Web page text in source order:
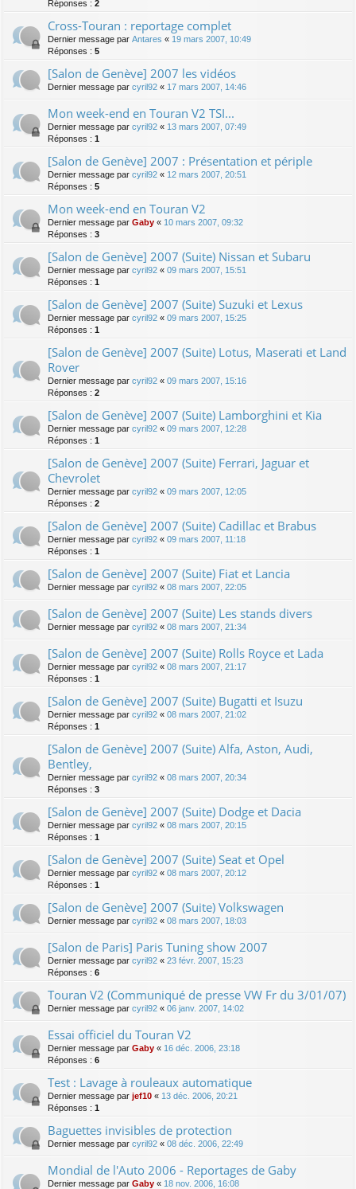
Réponses : 2
Cross-Touran : reportage complet
Dernier message par Antares « 19 mars 2007, 10:49
Réponses : 5
[Salon de Genève] 2007 les vidéos
Dernier message par cyril92 « 17 mars 2007, 14:46
Mon week-end en Touran V2 TSI...
Dernier message par cyril92 « 13 mars 2007, 07:49
Réponses : 1
[Salon de Genève] 2007 : Présentation et périple
Dernier message par cyril92 « 12 mars 2007, 20:51
Réponses : 5
Mon week-end en Touran V2
Dernier message par Gaby « 10 mars 2007, 09:32
Réponses : 3
[Salon de Genève] 2007 (Suite) Nissan et Subaru
Dernier message par cyril92 « 09 mars 2007, 15:51
Réponses : 1
[Salon de Genève] 2007 (Suite) Suzuki et Lexus
Dernier message par cyril92 « 09 mars 2007, 15:25
Réponses : 1
[Salon de Genève] 2007 (Suite) Lotus, Maserati et Land
Rover
Dernier message par cyril92 « 09 mars 2007, 15:16
Réponses : 2
[Salon de Genève] 2007 (Suite) Lamborghini et Kia
Dernier message par cyril92 « 09 mars 2007, 12:28
Réponses : 1
[Salon de Genève] 2007 (Suite) Ferrari, Jaguar et
Chevrolet
Dernier message par cyril92 « 09 mars 2007, 12:05
Réponses : 2
[Salon de Genève] 2007 (Suite) Cadillac et Brabus
Dernier message par cyril92 « 09 mars 2007, 11:18
Réponses : 1
[Salon de Genève] 2007 (Suite) Fiat et Lancia
Dernier message par cyril92 « 08 mars 2007, 22:05
[Salon de Genève] 2007 (Suite) Les stands divers
Dernier message par cyril92 « 08 mars 2007, 21:34
[Salon de Genève] 2007 (Suite) Rolls Royce et Lada
Dernier message par cyril92 « 08 mars 2007, 21:17
Réponses : 1
[Salon de Genève] 2007 (Suite) Bugatti et Isuzu
Dernier message par cyril92 « 08 mars 2007, 21:02
Réponses : 1
[Salon de Genève] 2007 (Suite) Alfa, Aston, Audi,
Bentley,
Dernier message par cyril92 « 08 mars 2007, 20:34
Réponses : 3
[Salon de Genève] 2007 (Suite) Dodge et Dacia
Dernier message par cyril92 « 08 mars 2007, 20:15
Réponses : 1
[Salon de Genève] 2007 (Suite) Seat et Opel
Dernier message par cyril92 « 08 mars 2007, 20:12
Réponses : 1
[Salon de Genève] 2007 (Suite) Volkswagen
Dernier message par cyril92 « 08 mars 2007, 18:03
[Salon de Paris] Paris Tuning show 2007
Dernier message par cyril92 « 23 févr. 2007, 15:23
Réponses : 6
Touran V2 (Communiqué de presse VW Fr du 3/01/07)
Dernier message par cyril92 « 06 janv. 2007, 14:02
Essai officiel du Touran V2
Dernier message par Gaby « 16 déc. 2006, 23:18
Réponses : 6
Test : Lavage à rouleaux automatique
Dernier message par jef10 « 13 déc. 2006, 20:21
Réponses : 1
Baguettes invisibles de protection
Dernier message par cyril92 « 08 déc. 2006, 22:49
Mondial de l'Auto 2006 - Reportages de Gaby
Dernier message par Gaby « 18 nov. 2006, 16:08